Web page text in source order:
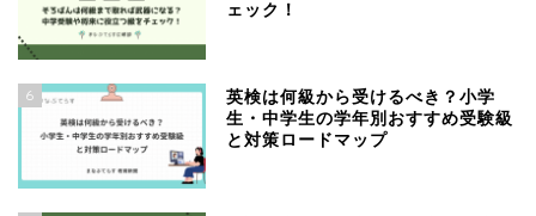
ェック！
6
英検は何級から受けるべき？小学
生・中学生の学年別おすすめ受験級
と対策ロードマップ